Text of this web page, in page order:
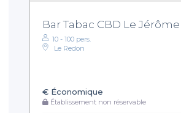
Bar Tabac CBD Le Jérôme
10 - 100 pers.
Le Redon
€ Économique
Établissement non réservable